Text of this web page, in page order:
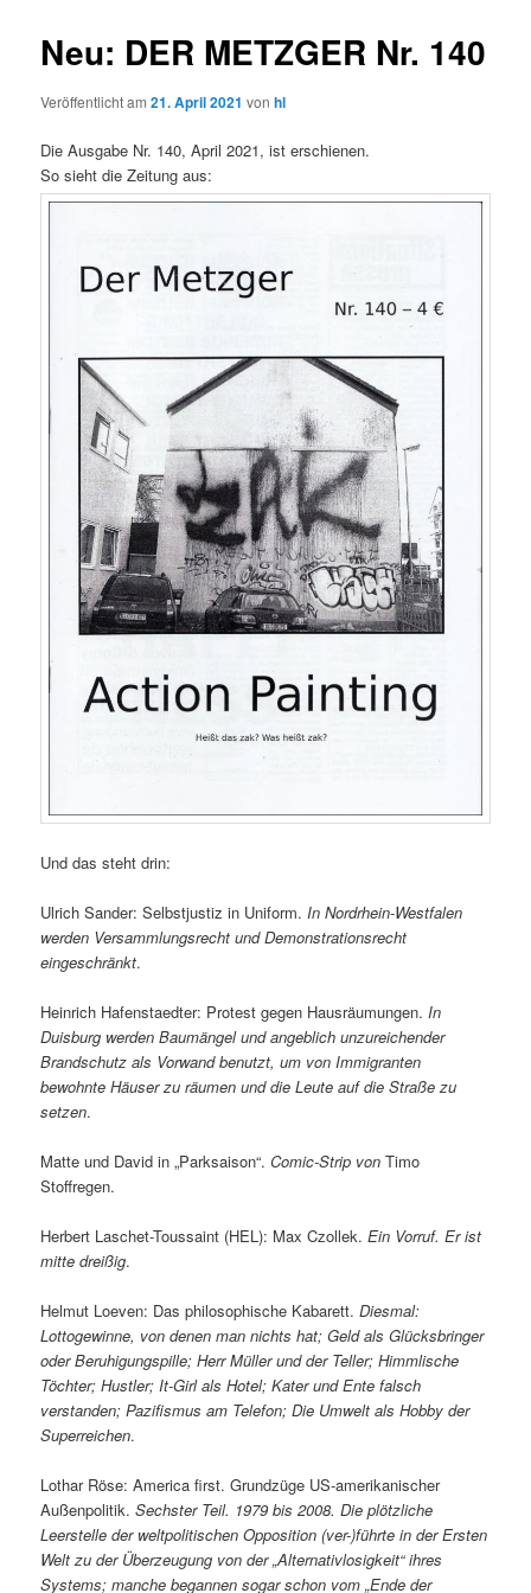
Neu: DER METZGER Nr. 140
Veröffentlicht am21. April 2021 vonhl
Die Ausgabe Nr. 140, April 2021, ist erschienen.
So sieht die Zeitung aus:
Und das steht drin:
Ulrich Sander: Selbstjustiz in Uniform. In Nordrhein-Westfalen
werden Versammlungsrecht und Demonstrationsrecht
eingeschränkt.
Heinrich Hafenstaedter: Protest gegen Hausräumungen. In
Duisburg werden Baumängel und angeblich unzureichender
Brandschutz als Vorwand benutzt, um von Immigranten
bewohnte Häuser zu räumen und die Leute auf die Straße zu
setzen.
Matte und David in „Parksaison“.Comic-Strip von Timo
Stoffregen.
Herbert Laschet-Toussaint (HEL): Max Czollek.Ein Vorruf. Er ist
mitte dreißig.
Helmut Loeven: Das philosophische Kabarett. Diesmal:
Lottogewinne, von denen man nichts hat; Geld als Glücksbringer
oder Beruhigungspille; Herr Müller und der Teller; Himmlische
Töchter; Hustler; It-Girl als Hotel; Kater und Ente falsch
verstanden; Pazifismus am Telefon; Die Umwelt als Hobby der
Superreichen.
Lothar Röse: America first. Grundzüge US-amerikanischer
Außenpolitik. Sechster Teil. 1979 bis 2008. Die plötzliche
Leerstelle der weltpolitischen Opposition (ver-)führte in der Ersten
Welt zu der Überzeugung von der „Alternativlosigkeit“ ihres
Systems; manche begannen sogar schon vom „Ende der